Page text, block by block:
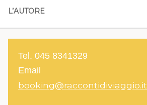
L’AUTORE
Tel. 045 8341329
Email
booking@raccontidiviaggio.it